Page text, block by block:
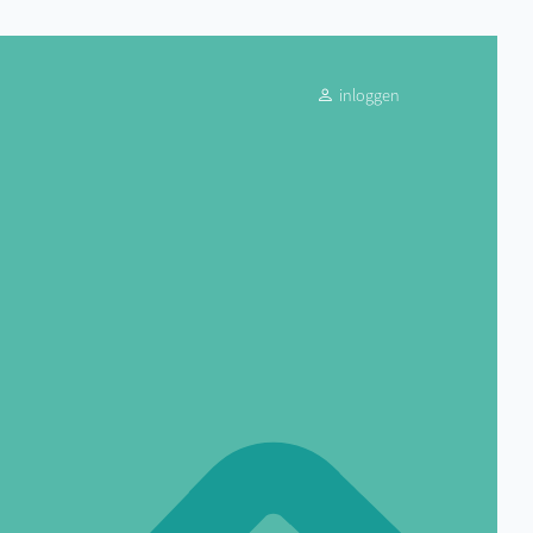
inloggen